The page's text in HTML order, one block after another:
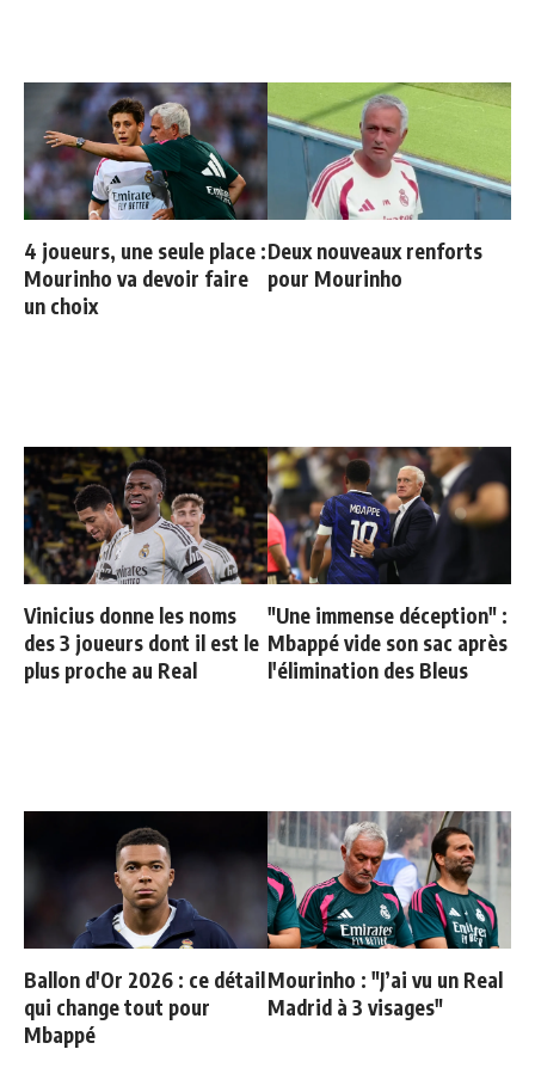
4 joueurs, une seule place :
Mourinho va devoir faire
un choix
Deux nouveaux renforts
pour Mourinho
Vinicius donne les noms
des 3 joueurs dont il est le
plus proche au Real
"Une immense déception" :
Mbappé vide son sac après
l'élimination des Bleus
Ballon d'Or 2026 : ce détail
qui change tout pour
Mbappé
Mourinho : "J’ai vu un Real
Madrid à 3 visages"